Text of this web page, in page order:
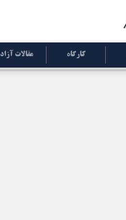
کارگاه مقالات آزاد